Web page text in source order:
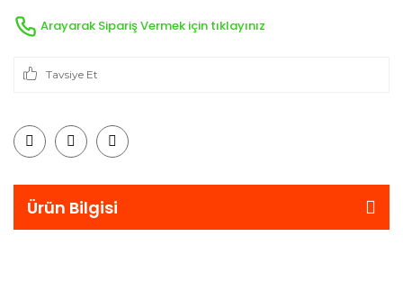
Arayarak Sipariş Vermek için tıklayınız
Tavsiye Et
Ürün Bilgisi